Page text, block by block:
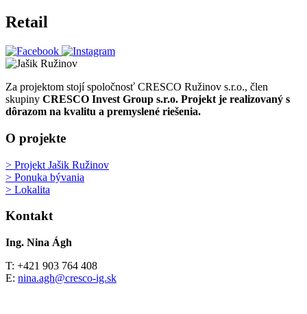
Retail
Za projektom stojí spoločnosť CRESCO Ružinov s.r.o., člen
skupiny CRESCO Invest Group s.r.o. Projekt je realizovaný s
dôrazom na kvalitu a premyslené riešenia.
O projekte
> Projekt Jašik Ružinov
> Ponuka bývania
> Lokalita
Kontakt
Ing. Nina Ágh
T: +421 903 764 408
E: nina.agh@cresco-ig.sk